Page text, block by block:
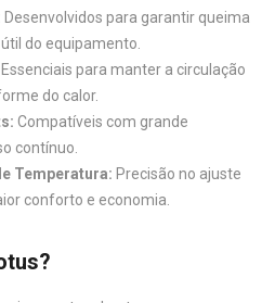
Desenvolvidos para garantir queima
do equipamento.
Essenciais para manter a circulação
do calor.
Compatíveis com grande
contínuo.
Temperatura: Precisão no ajuste
conforto e economia.